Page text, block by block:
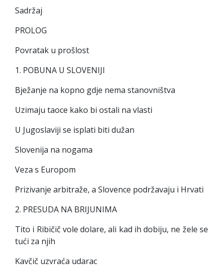
Sadržaj
PROLOG
Povratak u prošlost
1. POBUNA U SLOVENIJI
Bježanje na kopno gdje nema stanovništva
Uzimaju taoce kako bi ostali na vlasti
U Jugoslaviji se isplati biti dužan
Slovenija na nogama
Veza s Europom
Prizivanje arbitraže, a Slovence podržavaju i Hrvati
2. PRESUDA NA BRIJUNIMA
Tito i Ribičič vole dolare, ali kad ih dobiju, ne žele se
tući za njih
Kavčič uzvraća udarac